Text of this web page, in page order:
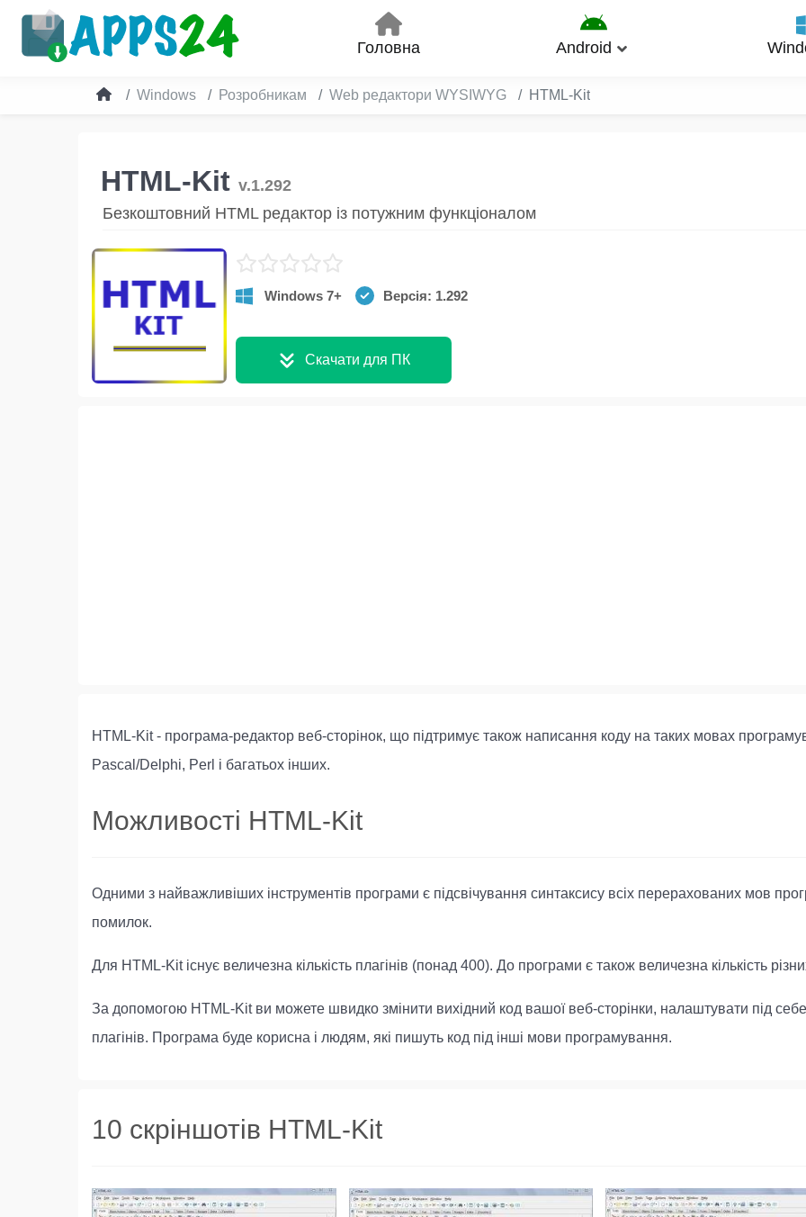
Головна Android
Windows Розробникам Web редактори WYSIWYG HTML-Kit
HTML-Kit v.1.292
Безкоштовний HTML редактор із потужним функціоналом
Windows 7+ Версія: 1.292
Скачати для ПК
HTML-Kit - програма-редактор веб-сторінок, що підтримує також написання коду на таких мовах
Pascal/Delphi, Perl і багатьох інших.
Можливості HTML-Kit
Одними з найважливіших інструментів програми є підсвічування синтаксису всіх перерахованих мов
помилок.
Для HTML-Kit існує величезна кількість плагінів (понад 400). До програми є також величезна кількість
За допомогою HTML-Kit ви можете швидко змінити вихідний код вашої веб-сторінки, налаштувати під себе
плагінів. Програма буде корисна і людям, які пишуть код під інші мови програмування.
10 скріншотів HTML-Kit